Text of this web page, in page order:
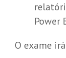
Power
O exame